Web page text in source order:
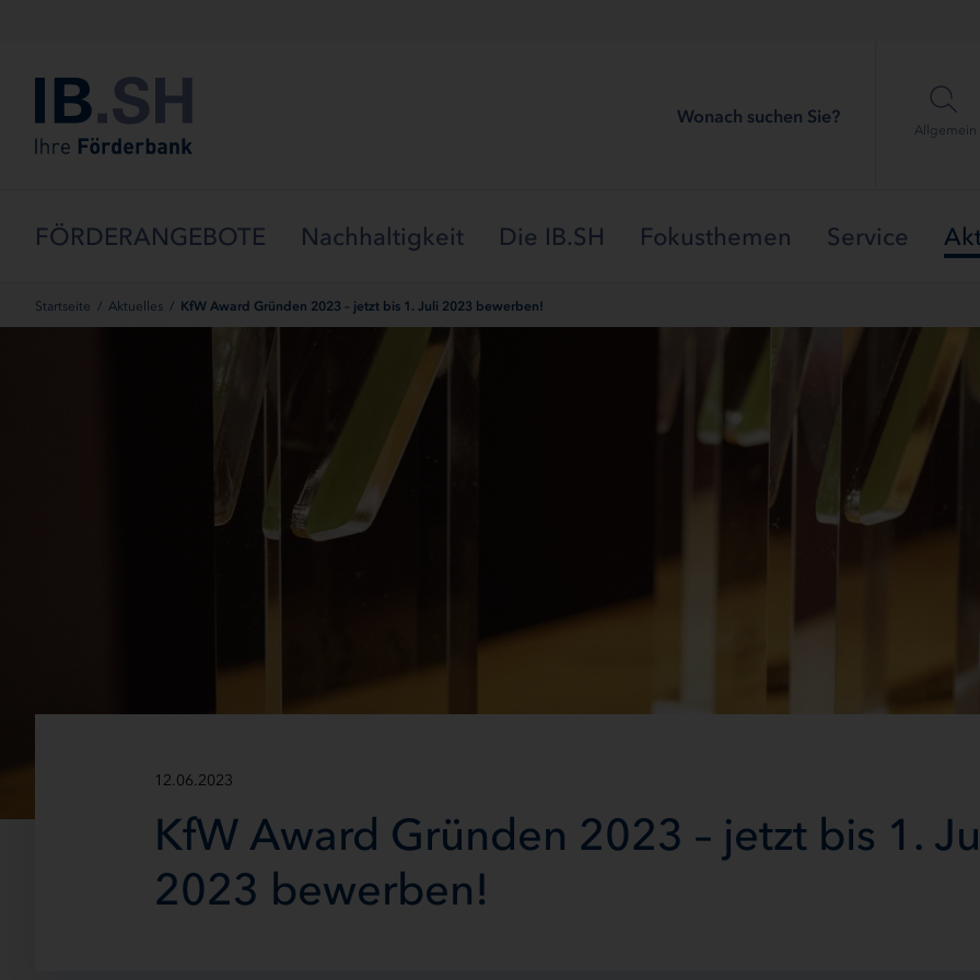
Wonach suchen Sie?
Allgemein
FÖRDERANGEBOTE Nachhaltigkeit Die IB.SH Fokusthemen Service
Startseite / Aktuelles / KfW Award Gründen 2023 – jetzt bis 1. Juli 2023 bewerben!
12.06.2023
KfW Award Gründen 2023 – jetzt bis 1.
2023 bewerben!